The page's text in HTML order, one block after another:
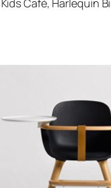
Café, Harlequin